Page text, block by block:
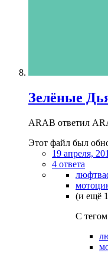
Зелёные
ARAB ответил
Этот файл был
19 апреля,
4 ответа
(и ещё
C